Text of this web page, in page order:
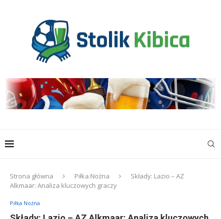
Strona główna Piłka Nożna
Składy: Lazio – AZ
Alkmaar: Analiza kluczowych graczy
Piłka Nożna